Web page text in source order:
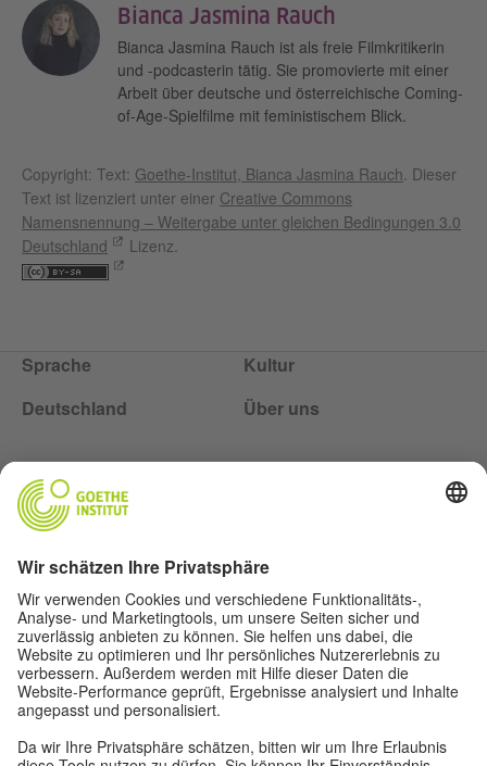
Bianca Jasmina Rauch
Bianca Jasmina Rauch ist als freie Filmkritikerin
und -podcasterin tätig. Sie promovierte mit einer
Arbeit über deutsche und österreichische Coming-
of-Age-Spielfilme mit feministischem Blick.
Copyright: Text: Goethe-Institut, Bianca Jasmina Rauch. Dieser
Text ist lizenziert unter einer Creative Commons
Namensnennung – Weitergabe unter gleichen Bedingungen 3.0
Deutschland
Lizenz.
Sprache
Kultur
Deutschland
Über uns
Über uns
Autor*innen
Impressum